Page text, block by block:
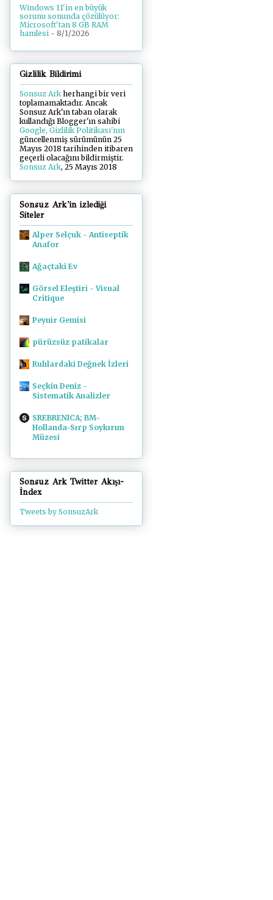
Windows 11'in en büyük
sorunu sonunda çözülüyor:
Microsoft'tan 8 GB RAM
hamlesi - 8/1/2026
Gizlilik Bildirimi
Sonsuz Arkherhangi bir veri
toplamamaktadır. Ancak
Sonsuz Ark'ın taban olarak
kullandığı Blogger'ın sahibi
Google, Gizlilik Politikası'nın
güncellenmiş sürümünün 25
Mayıs 2018 tarihinden itibaren
geçerli olacağını bildirmiştir.
Sonsuz Ark, 25 Mayıs 2018
Sonsuz Ark'in izlediği
Siteler
Alper Selçuk - Antiseptik
Anafor
Ağaçtaki Ev
Görsel Eleştiri - Visual
Critique
Peynir Gemisi
pürüzsüz patikalar
Ruhlardaki Değnek İzleri
Seçkin Deniz -
Sistematik Analizler
SREBRENICA; BM-
Hollanda-Sırp Soykırım
Müzesi
Sonsuz Ark Twitter Akışı-
İndex
Tweets by SonsuzArk